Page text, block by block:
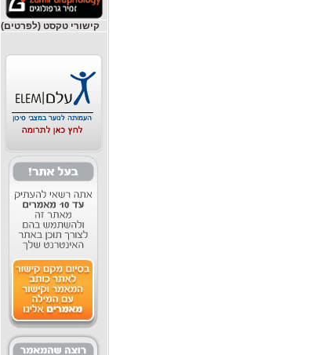
קישורי טקסט (לפרטים)